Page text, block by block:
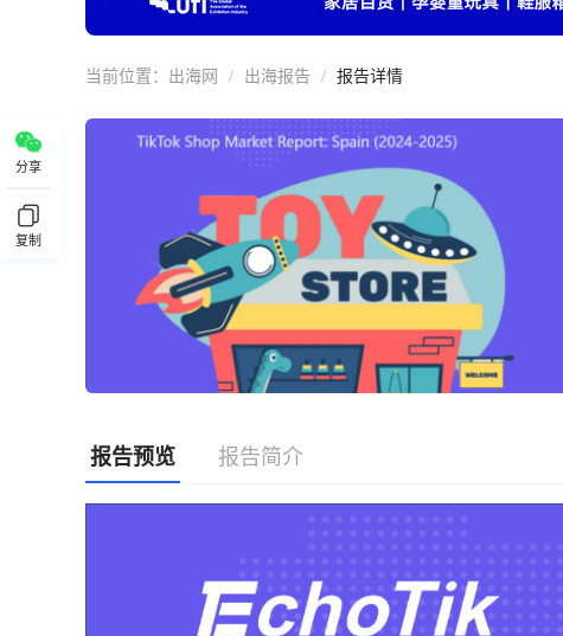
当前位置： 出海网 / 出海报告 / 报告详情
分享
复制
报告预览 报告简介